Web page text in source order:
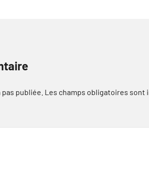
publiée. Les champs obligatoires sont